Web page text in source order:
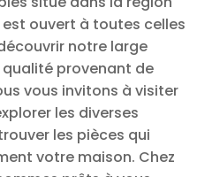
ouvert à toutes celles
notre large
provenant de
vous invitons à visiter
les diverses
les pièces qui
votre maison. Chez